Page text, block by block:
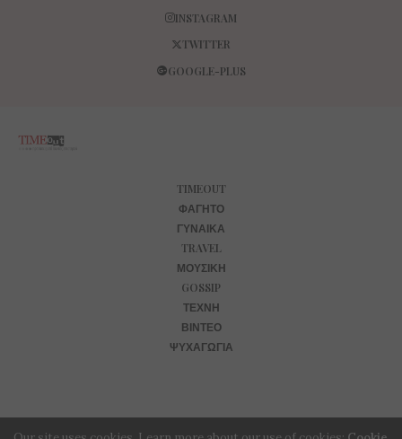
INSTAGRAM
TWITTER
GOOGLE-PLUS
TIMEOUT
ΦΑΓΗΤΌ
ΓΥΝΑΊΚΑ
TRAVEL
ΜΟΥΣΙΚΉ
GOSSIP
ΤΈΧΝΗ
ΒΊΝΤΕΟ
ΨΥΧΑΓΩΓΊΑ